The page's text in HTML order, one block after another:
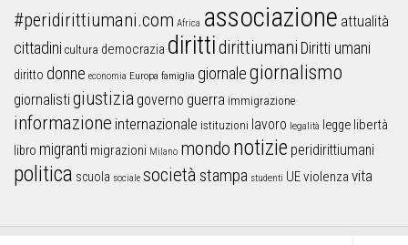
#peridirittiumani.com Africa associazione attualità
cittadini cultura democrazia dirittidirittiumani Diritti umani
diritto donne economia Europa famiglia giornalegiornalismo
giornalistigiustizia governo guerra immigrazione
informazione internazionale istituzioni lavoro legalità legge libertà
libro migranti migrazioni Milano mondo notizie peridirittiumani
politica scuola sociale società stampa studenti UEviolenza vita